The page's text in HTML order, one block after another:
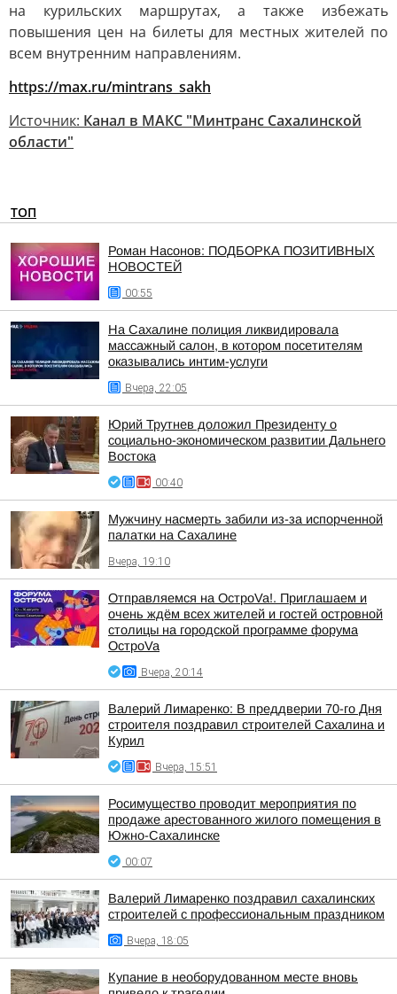
на курильских маршрутах, а также избежать
повышения цен на билеты для местных жителей по
всем внутренним направлениям.
https://max.ru/mintrans_sakh
Источник: Канал в МАКС "Минтранс Сахалинской
области"
ТОП
Роман Насонов: ПОДБОРКА ПОЗИТИВНЫХ
НОВОСТЕЙ
00:55
На Сахалине полиция ликвидировала
массажный салон, в котором посетителям
оказывались интим-услуги
Вчера, 22:05
Юрий Трутнев доложил Президенту о
социально-экономическом развитии Дальнего
Востока
00:40
Мужчину насмерть забили из-за испорченной
палатки на Сахалине
Вчера, 19:10
Отправляемся на ОстроVa!. Приглашаем и
очень ждём всех жителей и гостей островной
столицы на городской программе форума
ОстроVa
Вчера, 20:14
Валерий Лимаренко: В преддверии 70-го Дня
строителя поздравил строителей Сахалина и
Курил
Вчера, 15:51
Росимущество проводит мероприятия по
продаже арестованного жилого помещения в
Южно-Сахалинске
00:07
Валерий Лимаренко поздравил сахалинских
строителей с профессиональным праздником
Вчера, 18:05
Купание в необорудованном месте вновь